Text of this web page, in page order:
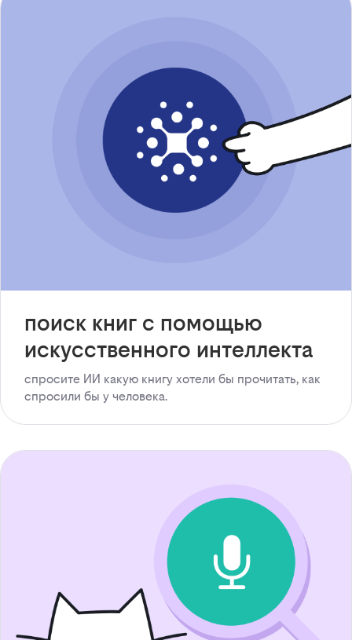
поиск книг с помощью
искусственного интеллекта
спросите ИИ какую книгу хотели бы прочитать, как
спросили бы у человека.